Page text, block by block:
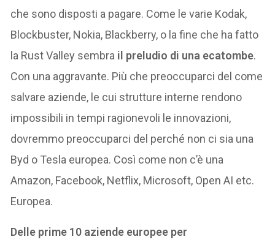
che sono disposti a pagare. Come le varie Kodak,
Blockbuster, Nokia, Blackberry, o la fine che ha fatto
la Rust Valley sembra il preludio di una ecatombe.
Con una aggravante. Più che preoccuparci del come
salvare aziende, le cui strutture interne rendono
impossibili in tempi ragionevoli le innovazioni,
dovremmo preoccuparci del perché non ci sia una
Byd o Tesla europea. Così come non c’è una
Amazon, Facebook, Netflix, Microsoft, Open AI etc.
Europea.
Delle prime 10 aziende europee per